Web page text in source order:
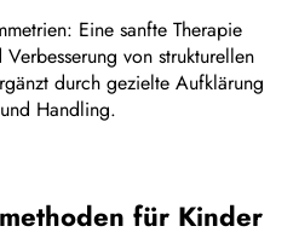
Eine sanfte Therapie
von strukturellen
durch gezielte Aufklärung
Handling.
für Kinder